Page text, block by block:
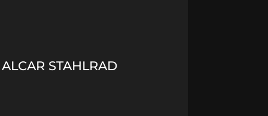
STAHLRAD